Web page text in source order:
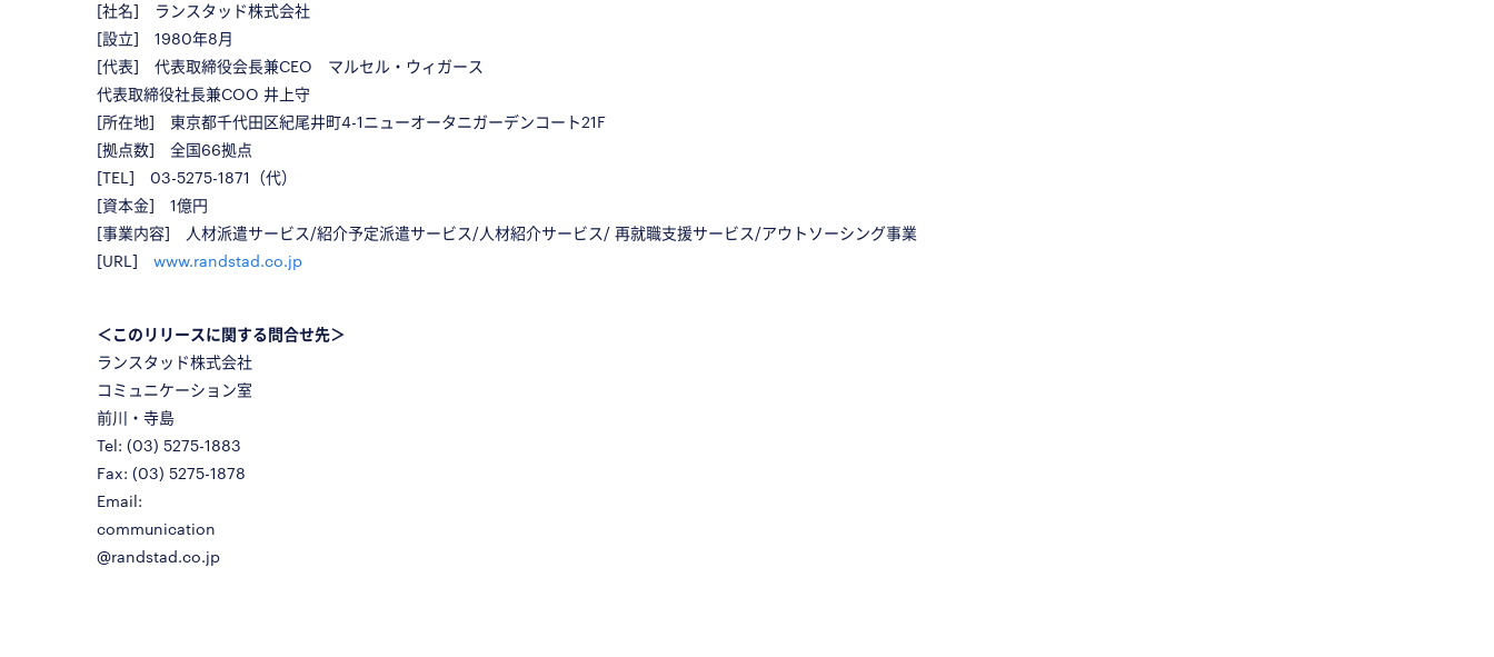
[社名] ランスタッド株式会社
[設立] 1980年8月
[代表] 代表取締役会長兼CEO マルセル・ウィガース
代表取締役社長兼COO 井上守
[所在地] 東京都千代田区紀尾井町4-1ニューオータニガーデンコート21F
[拠点数] 全国66拠点
[TEL] 03-5275-1871（代）
[資本金] 1億円
[事業内容] 人材派遣サービス/紹介予定派遣サービス/人材紹介サービス/ 再就職支援サービス/アウトソーシング事業
[URL] www.randstad.co.jp
＜このリリースに関する問合せ先＞
ランスタッド株式会社
コミュニケーション室
前川・寺島
Tel: (03) 5275-1883
Fax: (03) 5275-1878
Email:
communication
@randstad.co.jp